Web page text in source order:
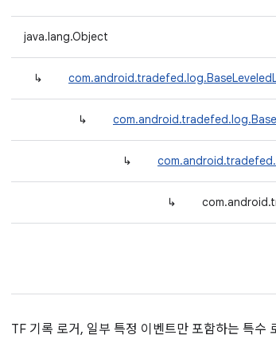
java.lang.Object
↳
↳
↳
↳
TF 기록 로거, 일부 특정 이벤트만 포함하는 특수